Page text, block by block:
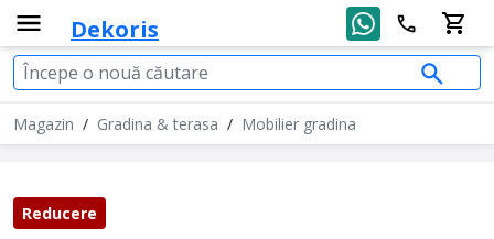
Dekoris
Magazin / Gradina & terasa / Mobilier gradina
Reducere